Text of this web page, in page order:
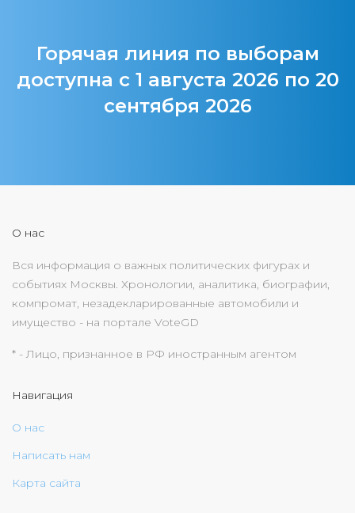
Горячая линия по выборам
доступна с 1 августа 2026 по 20
сентября 2026
О нас
Вся информация о важных политических фигурах и
событиях Москвы. Хронологии, аналитика, биографии,
компромат, незадекларированные автомобили и
имущество - на портале VoteGD
* - Лицо, признанное в РФ иностранным агентом
Навигация
О нас
Написать нам
Карта сайта